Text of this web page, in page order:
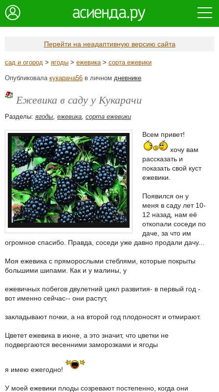
Перейти на неадаптивную версию сайта
сад и огород > ягоды > ежевика> сорта ежевики
Опубликовала кукарача56 в личном дневнике
Ежевика в саду у Кукарачи
Разделы: ягоды, ежевика, сорта ежевики
Всем привет!
хочу вам
рассказать и
показать свой куст
ежевики.
Появился он у
меня в саду лет 10-
12 назад, нам её
откопали соседи по
даче, за что им
огромное спасибо. Правда, соседи уже давно продали дачу...
Моя ежевика с пряморослыми стеблями, которые покрыты
большими шипами. Как и у малины, у
ежевичных побегов двулетний цикл развития- в первый год -
вот именно сейчас-- они растут,
закладывают почки, а на второй год плодоносят и отмирают.
Цветет ежевика в июне, а это значит, что цветки не
подвергаются весенними заморозками и ягоды
я имею ежегодно!
У моей ежевики плоды созревают постепенно, когда они